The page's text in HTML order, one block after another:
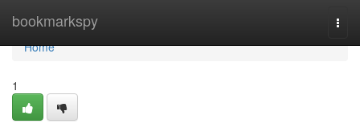
bookmarkspy
Home
Home
1